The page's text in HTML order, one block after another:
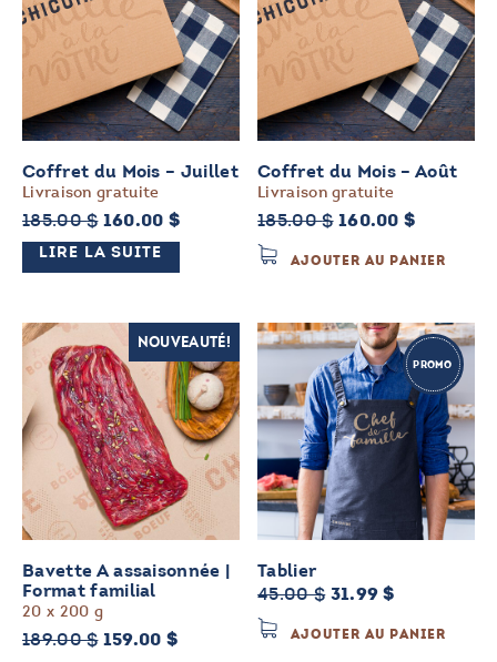
Coffret du Mois – Juillet
Livraison gratuite
185.00$ Le
prix
initial
160.00 $Le
prix
actuel
LIRE LA SUITE
Coffret du Mois – Août
Livraison gratuite
185.00$ Le
initial
160.00$Le
actuel
AJOUTER AU PANIER
NOUVEAUTÉ!
Bavette A assaisonnée |
Format familial
20 x 200 g
189.00$ Le
159.00 $Le
PROMO
Tablier
45.00$ Le
initial
31.99$Le
actuel
AJOUTER AU PANIER